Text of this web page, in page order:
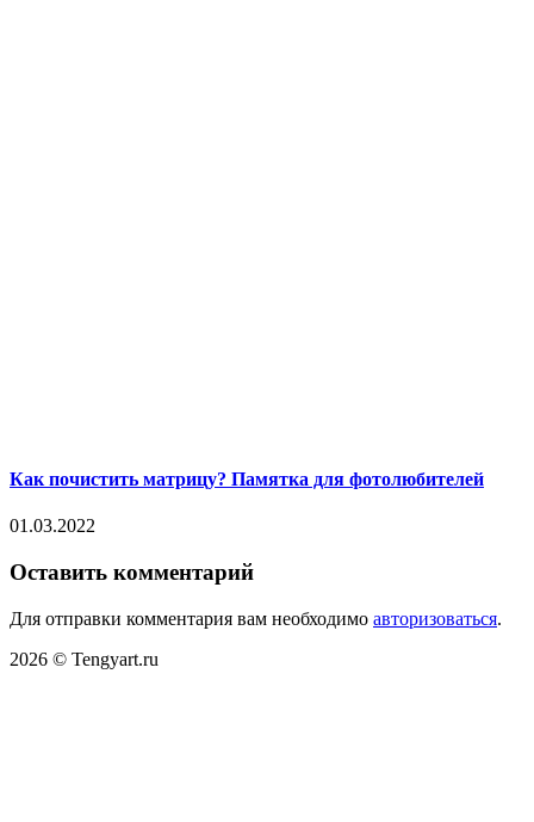
Как почистить матрицу? Памятка для фотолюбителей
01.03.2022
Оставить комментарий
Для отправки комментария вам необходимо авторизоваться.
2026 © Tengyart.ru